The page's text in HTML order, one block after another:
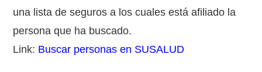
una lista de seguros a los cuales está afiliado la
persona que ha buscado.
Link: Buscar personas en SUSALUD